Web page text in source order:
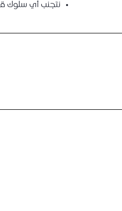
نتجنب أي سلوك